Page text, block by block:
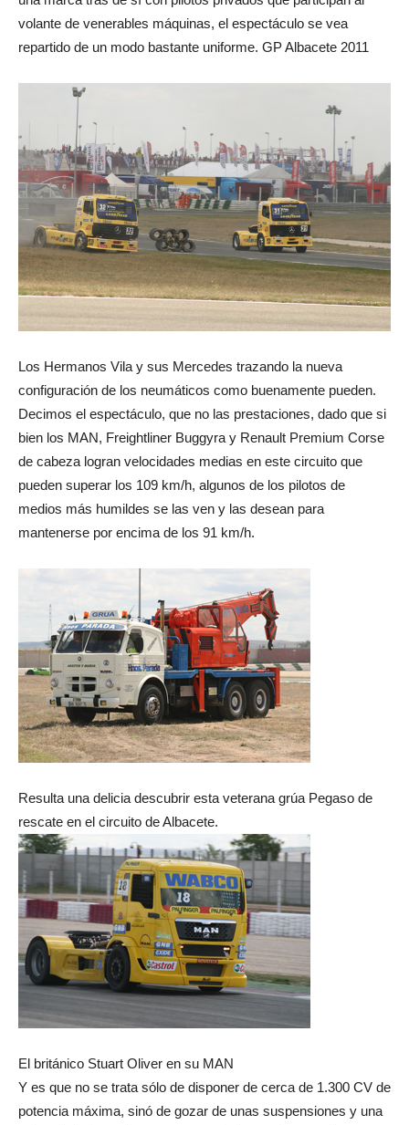
volante de venerables máquinas, el espectáculo se vea
repartido de un modo bastante uniforme. GP Albacete 2011
Los Hermanos Vila y sus Mercedes trazando la nueva
configuración de los neumáticos como buenamente pueden.
Decimos el espectáculo, que no las prestaciones, dado que si
bien los MAN, Freightliner Buggyra y Renault Premium Corse
de cabeza logran velocidades medias en este circuito que
pueden superar los 109 km/h, algunos de los pilotos de
medios más humildes se las ven y las desean para
mantenerse por encima de los 91 km/h.
Resulta una delicia descubrir esta veterana grúa Pegaso de
rescate en el circuito de Albacete.
El británico Stuart Oliver en su MAN
Y es que no se trata sólo de disponer de cerca de 1.300 CV de
potencia máxima, sinó de gozar de unas suspensiones y una